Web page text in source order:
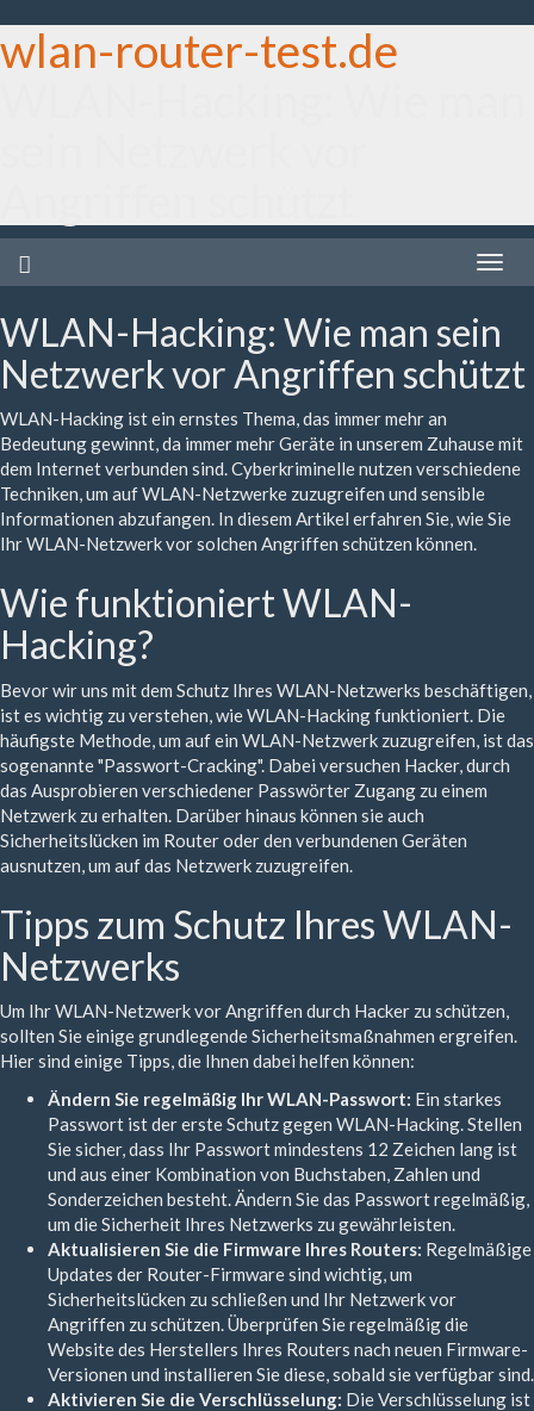
wlan-router-test.de
Toggle
WLAN-Hacking: Wie man sein
Netzwerk vor Angriffen schützt
WLAN-Hacking ist ein ernstes Thema, das immer mehr an
Bedeutung gewinnt, da immer mehr Geräte in unserem Zuhause mit
dem Internet verbunden sind. Cyberkriminelle nutzen verschiedene
Techniken, um auf WLAN-Netzwerke zuzugreifen und sensible
Informationen abzufangen. In diesem Artikel erfahren Sie, wie Sie
Ihr WLAN-Netzwerk vor solchen Angriffen schützen können.
Wie funktioniert WLAN-
Hacking?
Bevor wir uns mit dem Schutz Ihres WLAN-Netzwerks beschäftigen,
ist es wichtig zu verstehen, wie WLAN-Hacking funktioniert. Die
häufigste Methode, um auf ein WLAN-Netzwerk zuzugreifen, ist das
sogenannte "Passwort-Cracking". Dabei versuchen Hacker, durch
das Ausprobieren verschiedener Passwörter Zugang zu einem
Netzwerk zu erhalten. Darüber hinaus können sie auch
Sicherheitslücken im Router oder den verbundenen Geräten
ausnutzen, um auf das Netzwerk zuzugreifen.
Tipps zum Schutz Ihres WLAN-
Netzwerks
Um Ihr WLAN-Netzwerk vor Angriffen durch Hacker zu schützen,
sollten Sie einige grundlegende Sicherheitsmaßnahmen ergreifen.
Hier sind einige Tipps, die Ihnen dabei helfen können:
Ändern Sie regelmäßig Ihr WLAN-Passwort: Ein starkes
Passwort ist der erste Schutz gegen WLAN-Hacking. Stellen
Sie sicher, dass Ihr Passwort mindestens 12 Zeichen lang ist
und aus einer Kombination von Buchstaben, Zahlen und
Sonderzeichen besteht. Ändern Sie das Passwort regelmäßig,
um die Sicherheit Ihres Netzwerks zu gewährleisten.
Aktualisieren Sie die Firmware Ihres Routers: Regelmäßige
Updates der Router-Firmware sind wichtig, um
Sicherheitslücken zu schließen und Ihr Netzwerk vor
Angriffen zu schützen. Überprüfen Sie regelmäßig die
Website des Herstellers Ihres Routers nach neuen Firmware-
Versionen und installieren Sie diese, sobald sie verfügbar sind.
Aktivieren Sie die Verschlüsselung: Die Verschlüsselung ist